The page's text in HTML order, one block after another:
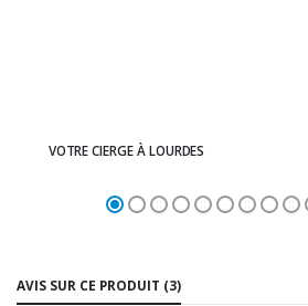
VOTRE CIERGE À LOURDES
AVIS SUR CE PRODUIT (3)